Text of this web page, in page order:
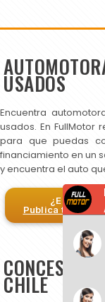
USADOS
Encuentra
usados. En FullMotor
para que puedas
financiamiento en un
y encuentra el auto
¿Eres
Publica tus autos
CHILE